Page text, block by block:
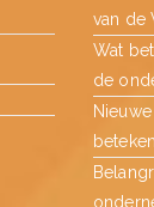
van de
Wat
de